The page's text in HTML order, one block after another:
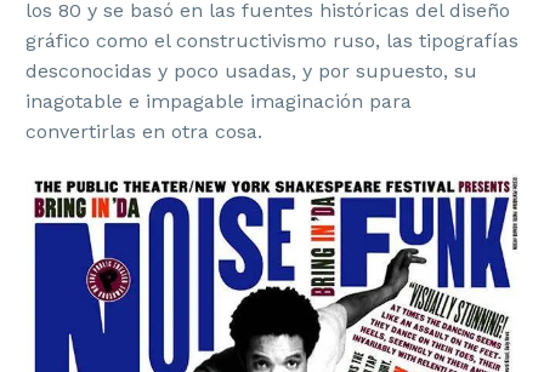
los 80 y se basó en las fuentes históricas del diseño
gráfico como el constructivismo ruso, las tipografías
desconocidas y poco usadas, y por supuesto, su
inagotable e impagable imaginación para
convertirlas en otra cosa.